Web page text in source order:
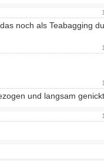
noch als Teabagging
und langsam